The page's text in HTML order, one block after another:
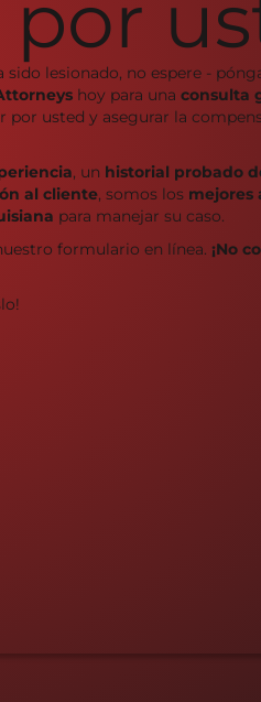
sido lesionado, no espere -
hoy para una consulta
por usted y asegurar la
, un historial probado
al cliente, somos los mejores
para manejar su caso.
formulario en línea. ¡No